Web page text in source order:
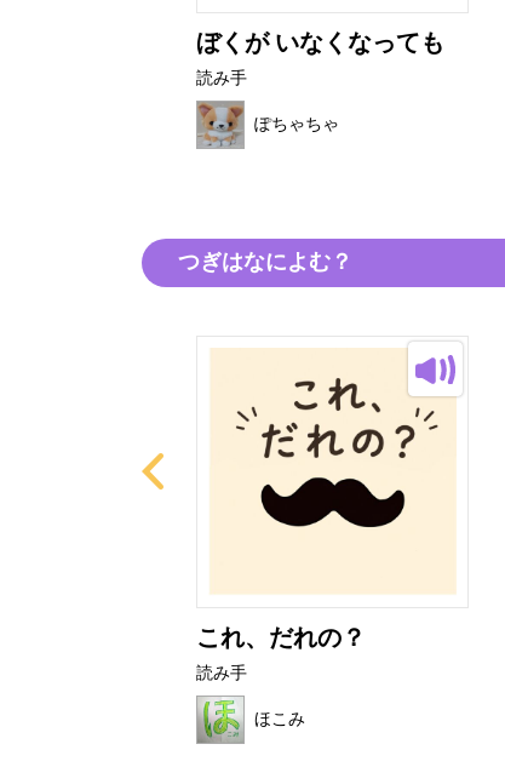
ぼくが いなくなっても
読み手
ぽちゃちゃ
つぎはなによむ？
これ、だれの？
読み手
ほこみ